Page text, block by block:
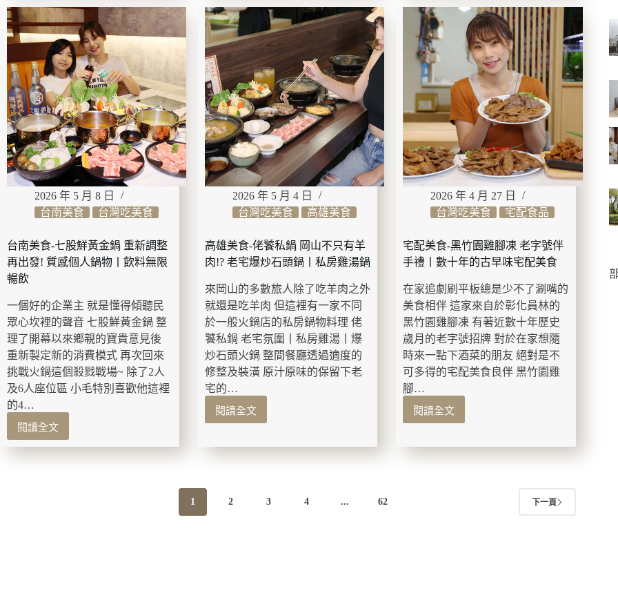
景
生
咖
啡
每
天
僅
營
業
4
至
5
小
時!?
質
高
人
午
餐
咖
啡
廳
翼
騎
士
驛
站
俗
女
2
拍
攝
景
點
丨
12
公
玻
璃
空
步
道
食-
七
股
鮮
鴨
肉
羹
(台
安
中
店)
府
城
道
小
吃
炒
鴨
肉
羹
丨
當
歸
鴨
丨
筒
2026 年 5 月 8 日
台南美食
台灣吃美食
台南美食-七股鮮黃金鍋 重新調整
再出發! 質感個人鍋物丨飲料無限
暢飲
一個好的企業主 就是懂得傾聽民
眾心坎裡的聲音 七股鮮黃金鍋 整
理了開幕以來鄉親的寶貴意見後
重新製定新的消費模式 再次回來
挑戰火鍋這個殺戮戰場~ 除了2人
及6人座位區 小毛特別喜歡他這裡
的4…
閱讀全文
台
南
2026 年 5 月 4 日
台灣吃美食
高雄美食
高雄美食-佬饕私鍋 岡山不只有羊
肉!? 老宅爆炒石頭鍋丨私房雞湯鍋
來岡山的多數旅人除了吃羊肉之外
就還是吃羊肉 但這裡有一家不同
於一般火鍋店的私房鍋物料理 佬
饕私鍋 老宅氛圍丨私房雞湯丨爆
炒石頭火鍋 整間餐廳透過適度的
修整及裝潢 原汁原味的保留下老
宅的…
閱讀全文
高
美
2026 年 4 月 27 日
台灣吃美食
宅配食品
宅配美食-黑竹園雞腳凍 老字號伴
手禮丨數十年的古早味宅配美食
在家追劇刷平板總是少不了涮嘴的
美食相伴 這家來自於彰化員林的
黑竹園雞腳凍 有著近數十年歷史
歲月的老字號招牌 對於在家想隨
時來一點下酒菜的朋友 絕對是不
可多得的宅配美食良伴 黑竹園雞
腳…
閱讀全文
宅
美
1 2 3 4 ... 62 下一頁